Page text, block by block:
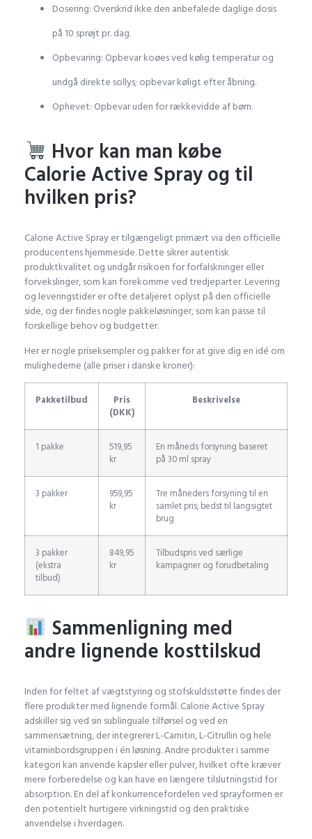
Dosering: Overskrid ikke den anbefalede daglige dosis
på 10 sprøjt pr. dag.
Opbevaring: Opbevar koøes ved kølig temperatur og
undgå direkte sollys; opbevar køligt efter åbning.
Ophevet: Opbevar uden for rækkevidde af børn.
Hvor kan man købe
Calorie Active Spray og til
hvilken pris?
Calorie Active Spray er tilgængeligt primært via den officielle
producentens hjemmeside. Dette sikrer autentisk
produktkvalitet og undgår risikoen for forfalskninger eller
forvekslinger, som kan forekomme ved tredjeparter. Levering
og leveringstider er ofte detaljeret oplyst på den officielle
side, og der findes nogle pakkeløsninger, som kan passe til
forskellige behov og budgetter.
Her er nogle priseksempler og pakker for at give dig en idé om
mulighederne (alle priser i danske kroner):
Pakketilbud
Pris
(DKK)
Beskrivelse
1 pakke
519,95
kr
En måneds forsyning baseret
på 30 ml spray
3 pakker
959,95
kr
Tre måneders forsyning til en
samlet pris; bedst til langsigtet
brug
3 pakker
(ekstra
tilbud)
849,95
kr
Tilbudspris ved særlige
kampagner og forudbetaling
Sammenligning med
andre lignende kosttilskud
Inden for feltet af vægtstyring og stofskuldsstøtte findes der
flere produkter med lignende formål. Calorie Active Spray
adskiller sig ved sin sublinguale tilførsel og ved en
sammensætning, der integrerer L-Carnitin, L-Citrullin og hele
vitaminbordsgruppen i én løsning. Andre produkter i samme
kategori kan anvende kapsler eller pulver, hvilket ofte kræver
mere forberedelse og kan have en længere tilslutningstid for
absorption. En del af konkurrencefordelen ved sprayformen er
den potentielt hurtigere virkningstid og den praktiske
anvendelse i hverdagen.